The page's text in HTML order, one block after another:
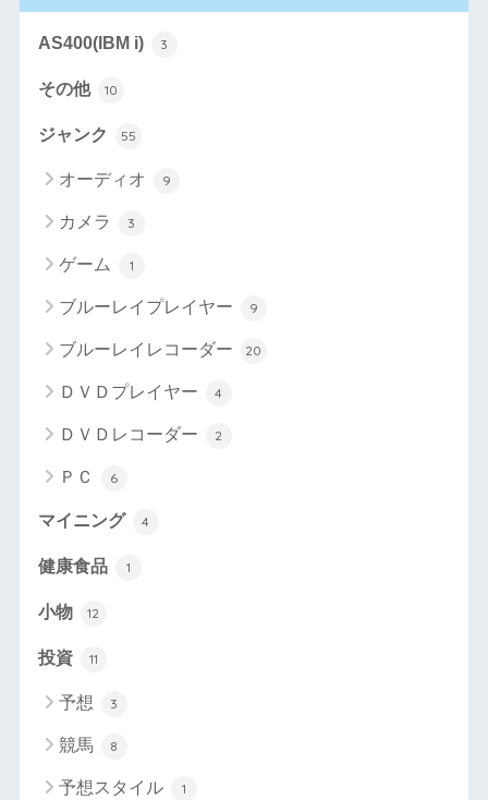
AS400(IBM i) 3
その他 10
ジャンク 55
オーディオ 9
カメラ 3
ゲーム 1
ブルーレイプレイヤー 9
ブルーレイレコーダー 20
ＤＶＤプレイヤー 4
ＤＶＤレコーダー 2
ＰＣ 6
マイニング 4
健康食品 1
小物 12
投資 11
予想 3
競馬 8
予想スタイル 1